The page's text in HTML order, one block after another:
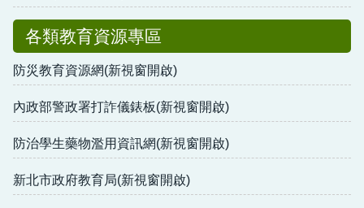
各類教育資源專區
防災教育資源網(新視窗開啟)
內政部警政署打詐儀錶板(新視窗開啟)
防治學生藥物濫用資訊網(新視窗開啟)
新北市政府教育局(新視窗開啟)